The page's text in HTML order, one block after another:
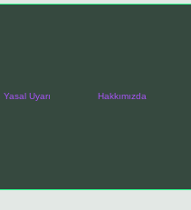
Yasal Uyarı Hakkımızda